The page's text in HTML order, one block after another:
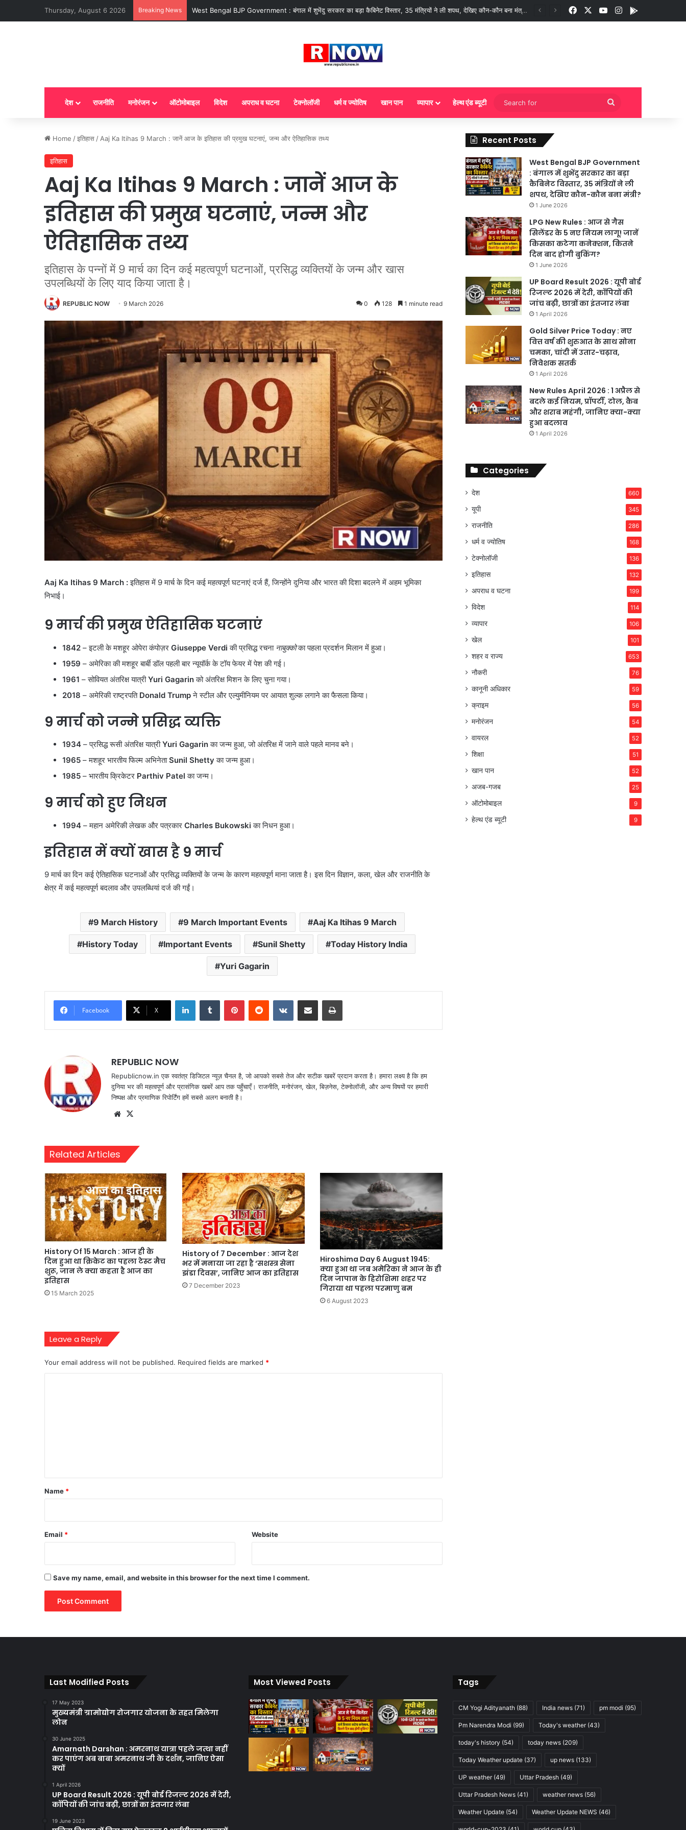
Thursday, August 6 2026 Breaking News LPG New Rules : आज से गैस सिलेंडर के 5 नए नियम लागू! जानें किसका कटेगा कनेक्शन, कितने दिन बाद होगी बुकिंग? FacebookYouTubeInstagram
देश राजनीति मनोरंजन ऑटोमोबाइल विदेश अपराध व घटना टेक्नोलॉजी धर्म व ज्योतिष खान पान व्यापार हेल्थ एंड ब्यूटी
Search
for
Home /इतिहास / Aaj Ka Itihas 9 March : जानें आज के इतिहास की प्रमुख घटनाएं, जन्म और ऐतिहासिक तथ्य
इतिहास
Aaj Ka Itihas 9 March : जानें आज के
इतिहास की प्रमुख घटनाएं, जन्म और
ऐतिहासिक तथ्य
इतिहास के पन्नों में 9 मार्च का दिन कई महत्वपूर्ण घटनाओं, प्रसिद्ध व्यक्तियों के जन्म और खास
उपलब्धियों के लिए याद किया जाता है।
REPUBLIC NOW 9 March 2026 0 128 1 minute read
Aaj Ka Itihas 9 March :इतिहास में 9 मार्च के दिन कई महत्वपूर्ण घटनाएं दर्ज हैं, जिन्होंने दुनिया और भारत की दिशा बदलने में अहम भूमिका
निभाई।
9 मार्च की प्रमुख ऐतिहासिक घटनाएं
1842 – इटली के मशहूर ओपेरा कंपोज़र Giuseppe Verdi की प्रसिद्ध रचना नाबुक्कोका पहला प्रदर्शन मिलान में हुआ।
1959 – अमेरिका की मशहूर बार्बी डॉल पहली बार न्यूयॉर्क के टॉय फेयर में पेश की गई।
1961 – सोवियत अंतरिक्ष यात्रीYuri Gagarinको अंतरिक्ष मिशन के लिए चुना गया।
2018 – अमेरिकी राष्ट्रपति Donald Trumpने स्टील और एल्युमीनियम पर आयात शुल्क लगाने का फैसला किया।
9 मार्च को जन्मे प्रसिद्ध व्यक्ति
1934 – प्रसिद्ध रूसी अंतरिक्ष यात्रीYuri Gagarinका जन्म हुआ, जो अंतरिक्ष में जाने वाले पहले मानव बने।
1965 – मशहूर भारतीय फिल्म अभिनेताSunil Shetty का जन्म हुआ।
1985 – भारतीय क्रिकेटर Parthiv Patel का जन्म।
9 मार्च को हुए निधन
1994 – महान अमेरिकी लेखक और पत्रकार Charles Bukowski का निधन हुआ।
इतिहास में क्यों खास है 9 मार्च
9 मार्च का दिन कई ऐतिहासिक घटनाओं और प्रसिद्ध व्यक्तियों के जन्म के कारण महत्वपूर्ण माना जाता है। इस दिन विज्ञान, कला, खेल और राजनीति के
क्षेत्र में कई महत्वपूर्ण बदलाव और उपलब्धियां दर्ज की गईं।
9 March History 9 March Important Events Aaj Ka Itihas 9 March
History Today Important Events Sunil Shetty Today History India
Yuri Gagarin
Facebook X
LinkedInTumblr PinterestReddit VKontakteShare via Email Print
REPUBLIC NOW
Republicnow.in एक स्वतंत्र डिजिटल न्यूज़ चैनल है, जो आपको सबसे तेज और सटीक खबरें प्रदान करता है। हमारा लक्ष्य है कि हम
दुनिया भर की महत्वपूर्ण और प्रासंगिक खबरें आप तक पहुँचाएँ। राजनीति, मनोरंजन, खेल, बिज़नेस, टेक्नोलॉजी, और अन्य विषयों पर हमारी
निष्पक्ष और प्रमाणिक रिपोर्टिंग हमें सबसे अलग बनाती है।
Website
Related Articles
History Of 15 March : आज ही के
दिन हुआ था क्रिकेट का पहला टेस्ट मैच
शुरू, जान ले क्या कहता है आज का
इतिहास
15 March 2025
History of 7 December : आज देश
भर में मनाया जा रहा है ‘सशस्त्र सेना
झंडा दिवस’, जानिए आज का इतिहास
7 December 2023
Hiroshima Day 6 August 1945:
क्या हुआ था जब अमेरिका ने आज के ही
दिन जापान के हिरोशिमा शहर पर
गिराया था पहला परमाणु बम
6 August 2023
Leave a Reply
Your email address will not be published. Required fields are marked *
*
Name *
Email * Website
Save my name, email, and website in this browser for the next time I comment.
Recent Posts
West Bengal BJP Government
: बंगाल में शुभेंदु सरकार का बड़ा
कैबिनेट विस्तार, 35 मंत्रियों ने ली
शपथ, देखिए कौन-कौन बना मंत्री?
1 June 2026
LPG New Rules : आज से गैस
सिलेंडर के 5 नए नियम लागू! जानें
किसका कटेगा कनेक्शन, कितने
दिन बाद होगी बुकिंग?
1 June 2026
UP Board Result 2026 : यूपी बोर्ड
रिजल्ट 2026 में देरी, कॉपियों की
जांच बढ़ी, छात्रों का इंतजार लंबा
1 April 2026
Gold Silver Price Today : नए
वित्त वर्ष की शुरुआत के साथ सोना
चमका, चांदी में उतार-चढ़ाव,
निवेशक सतर्क
1 April 2026
New Rules April 2026 : 1 अप्रैल से
बदले कई नियम, प्रॉपर्टी, टोल, कैब
और शराब महंगी, जानिए क्या-क्या
हुआ बदलाव
1 April 2026
Categories
देश 660
यूपी 345
राजनीति 286
धर्म व ज्योतिष 168
टेक्नोलॉजी 136
इतिहास 132
अपराध व घटना 199
विदेश 114
व्यापार 106
खेल 101
शहर व राज्य 653
नौकरी 76
कानूनी अधिकार 59
क्राइम 56
मनोरंजन 54
वायरल 52
शिक्षा 51
खान पान 52
अजब-गजब 25
ऑटोमोबाइल 9
हेल्थ एंड ब्यूटी 9
Last Modified Posts
17 May 2023
मुख्यमंत्री ग्रामोद्योग रोजगार योजना के तहत मिलेगा
लोन
30 June 2025
Amarnath Darshan : अमरनाथ यात्रा पहले जत्था नहीं
कर पाएंग अब बाबा अमरनाथ जी के दर्शन, जानिए ऐसा
क्यों
1 April 2026
UP Board Result 2026 : यूपी बोर्ड रिजल्ट 2026 में देरी,
कॉपियों की जांच बढ़ी, छात्रों का इंतजार लंबा
19 June 2023
Most Viewed Posts Tags
CM Yogi Adityanath(88) India news(71) pm modi (95)
Pm Narendra Modi (99) Today's weather(43)
today's history (54) today news(209)
Today Weather update(37) up news(133)
UP weather(49) Uttar Pradesh(49)
Uttar Pradesh News(41) weather news(56)
Weather Update(54) Weather Update NEWS (46)